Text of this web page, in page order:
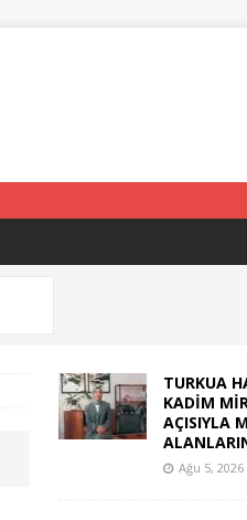
TURKUA
KADİM
AÇISIYLA
Ağu 5, 2026